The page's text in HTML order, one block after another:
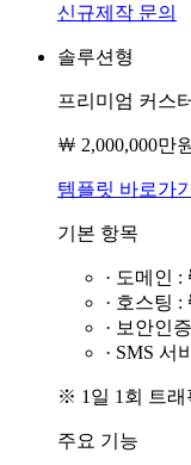
신규제작 문의
솔루션형
프리미엄 커스
￦ 2,000,000만원
템플릿 바로가기
기본 항목
· 도메인 :
· 호스팅 :
· 보안인
· SMS 서
※ 1일 1회 트래
주요 기능